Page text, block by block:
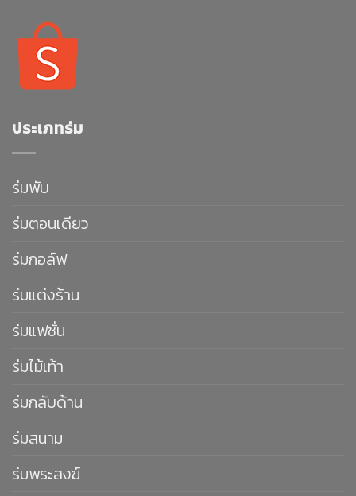
ประเภทร่ม
ร่มพับ
ร่มตอนเดียว
ร่มกอล์ฟ
ร่มแต่งร้าน
ร่มแฟชั่น
ร่มไม้เท้า
ร่มกลับด้าน
ร่มสนาม
ร่มพระสงฆ์